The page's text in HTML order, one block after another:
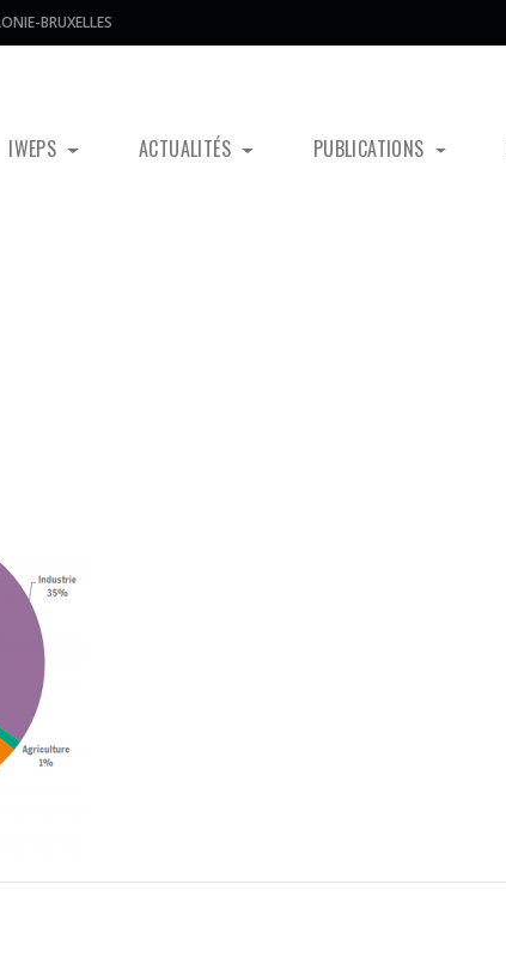
BRUXELLES
IWEPS ACTUALITÉS PUBLICATIONS